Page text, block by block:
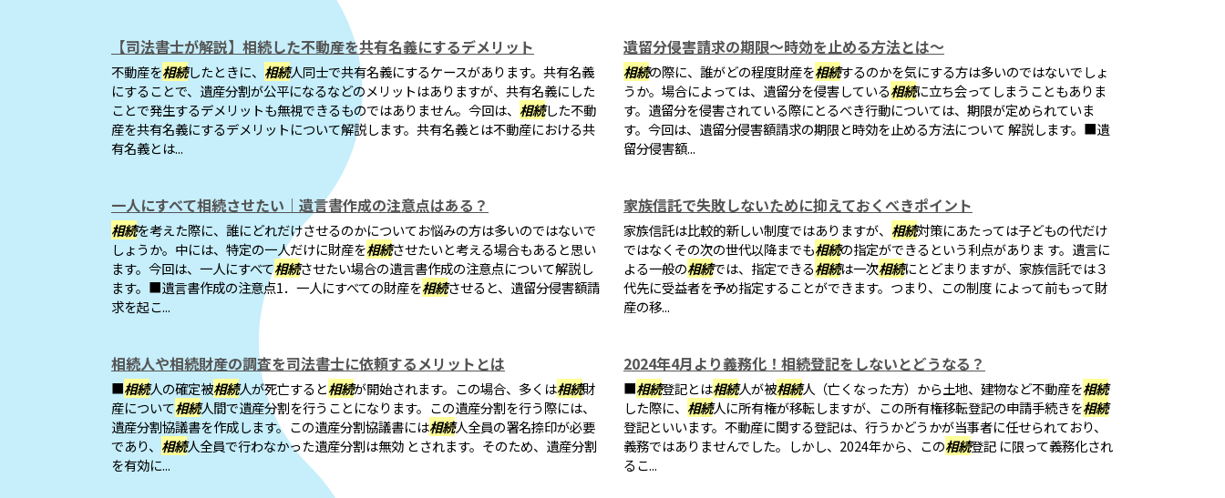
【司法書士が解説】相続した不動産を共有名義にするデメリット
不動産を相続したときに、 相続人同士で共有名義にするケースがあります。共有名義
にすることで、遺産分割が公平になるなどのメリットはありますが、共有名義にした
ことで発生するデメリットも無視できるものではありません。今回は、 相続した不動
産を共有名義にするデメリットについて解説します。共有名義とは不動産における共
有名義とは...
遺留分侵害請求の期限～時効を止める方法とは～
相続の際に、誰がどの程度財産を相続するのかを気にする方は多いのではないでしょ
うか。場合によっては、遺留分を侵害している相続に立ち会ってしまうこともありま
す。遺留分を侵害されている際にとるべき行動については、期限が定められていま
す。今回は、遺留分侵害額請求の期限と時効を止める方法について 解説します。■遺
留分侵害額...
一人にすべて相続させたい｜遺言書作成の注意点はある？
相続を考えた際に、誰にどれだけさせるのかについてお悩みの方は多いのではないで
しょうか。中には、特定の一人だけに財産を相続させたいと考える場合もあると思い
ます。今回は、一人にすべて相続させたい場合の遺言書作成の注意点について解説し
ます。■遺言書作成の注意点1．一人にすべての財産を相続させると、遺留分侵害額請
求を起こ...
家族信託で失敗しないために抑えておくべきポイント
家族信託は比較的新しい制度ではありますが、 相続対策にあたっては子どもの代だけ
ではなくその次の世代以降までも相続の指定ができるという利点がありま す。遺言に
よる一般の相続では、指定できる相続は一次相続にとどまりますが、家族信託では３
代先に受益者を予め指定することができます。つまり、この制度 によって前もって財
産の移...
相続人や相続財産の調査を司法書士に依頼するメリットとは
■相続人の確定被相続人が死亡すると相続が開始されます。この場合、多くは相続財
産について相続人間で遺産分割を行うことになります。この遺産分割を行う際には、
遺産分割協議書を作成します。この遺産分割協議書には相続人全員の署名捺印が必要
であり、 相続人全員で行わなかった遺産分割は無効 とされます。そのため、遺産分割
を有効に...
2024年4月より義務化！相続登記をしないとどうなる？
■相続登記とは相続人が被相続人（亡くなった方）から土地、建物など不動産を相続
した際に、 相続人に所有権が移転しますが、この所有権移転登記の申請手続きを相続
登記といいます。不動産に関する登記は、行うかどうかが当事者に任せられており、
義務ではありませんでした。しかし、2024年から、この相続登記 に限って義務化され
るこ...